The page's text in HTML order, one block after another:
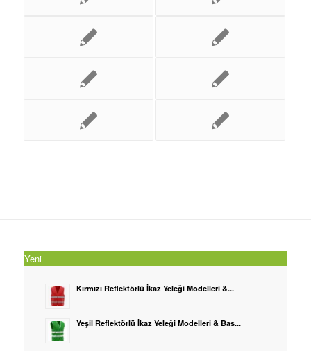
Yeni
Kırmızı Reflektörlü İkaz Yeleği Modelleri &...
Yeşil Reflektörlü İkaz Yeleği Modelleri & Bas...